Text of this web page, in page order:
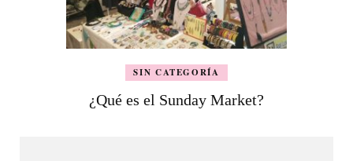
SIN CATEGORÍA
¿Qué es el Sunday Market?